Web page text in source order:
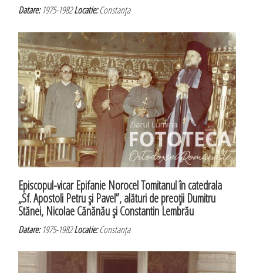
Datare:1975-1982Locatie:Constanţa
Episcopul-vicar Epifanie Norocel Tomitanul în catedrala
„Sf. Apostoli Petru şi Pavel”, alături de preoţii Dumitru
Stănei, Nicolae Cănănău şi Constantin Lembrău
Datare:1975-1982Locatie:Constanţa